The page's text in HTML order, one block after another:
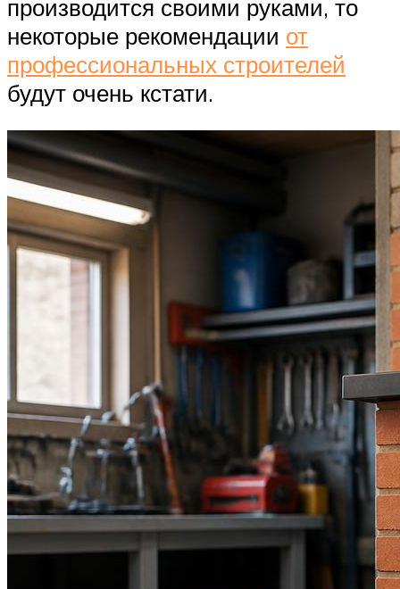
производится своими руками, то
некоторые рекомендации от
профессиональных строителей
будут очень кстати.